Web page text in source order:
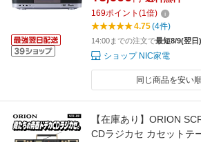
オ AMラジオTY-
【KK9N0D18P】
169ポイント (1倍)
4.75(4件)
14:00までの注文で最短8/9(翌日)
ショップ NIC家電
同じ商品を安い
【在庫あり】ORION
CDラジカセ カセットテ